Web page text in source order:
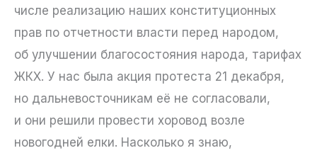
числе реализацию наших конституционных
прав по отчетности власти перед народом,
об улучшении благосостояния народа, тарифах
ЖКХ. У нас была акция протеста 21 декабря,
но дальневосточникам её не согласовали,
и они решили провести хоровод возле
новогодней елки. Насколько я знаю,